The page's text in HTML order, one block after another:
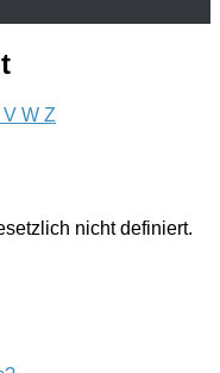
V W Z
nicht definiert.